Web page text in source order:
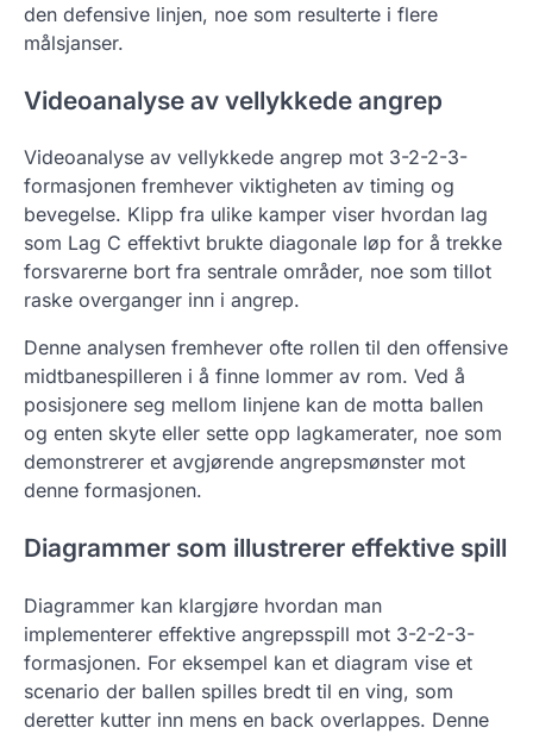
den defensive linjen, noe som resulterte i flere
målsjanser.
Videoanalyse av vellykkede angrep
Videoanalyse av vellykkede angrep mot 3-2-2-3-
formasjonen fremhever viktigheten av timing og
bevegelse. Klipp fra ulike kamper viser hvordan lag
som Lag C effektivt brukte diagonale løp for å trekke
forsvarerne bort fra sentrale områder, noe som tillot
raske overganger inn i angrep.
Denne analysen fremhever ofte rollen til den offensive
midtbanespilleren i å finne lommer av rom. Ved å
posisjonere seg mellom linjene kan de motta ballen
og enten skyte eller sette opp lagkamerater, noe som
demonstrerer et avgjørende angrepsmønster mot
denne formasjonen.
Diagrammer som illustrerer effektive spill
Diagrammer kan klargjøre hvordan man
implementerer effektive angrepsspill mot 3-2-2-3-
formasjonen. For eksempel kan et diagram vise et
scenario der ballen spilles bredt til en ving, som
deretter kutter inn mens en back overlappes. Denne